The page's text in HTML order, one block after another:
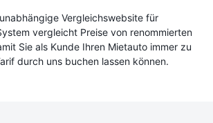
Vergleichswebsite für
vergleicht Preise von renommierten
Sie als Kunde Ihren Mietauto immer zu
durch uns buchen lassen können.